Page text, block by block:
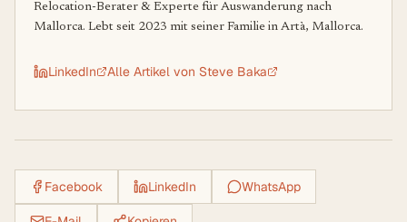
Relocation-Berater & Experte für Auswanderung nach
Mallorca. Lebt seit 2023 mit seiner Familie in Artà, Mallorca.
LinkedIn Alle Artikel von Steve Baka
Facebook LinkedIn WhatsApp